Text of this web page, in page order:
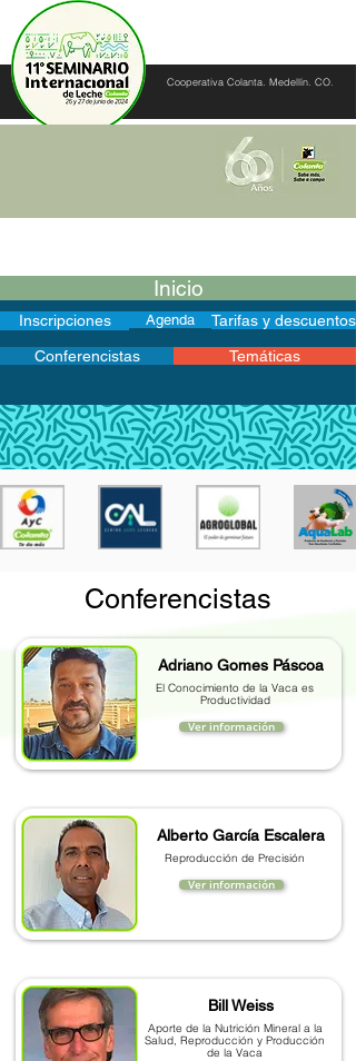
Cooperativa Colanta. Medellín. CO.
Inicio
Inscripciones Agenda
Tarifas y descuentos
Conferencistas
Temáticas
Conferencistas
Adriano Gomes Páscoa
El Conocimiento de la Vaca es
Productividad
Ver información
Alberto García Escalera
Reproducción de Precisión
Ver información
Bill Weiss
Aporte de la Nutrición Mineral a la
Salud, Reproducción y Producción
de la Vaca